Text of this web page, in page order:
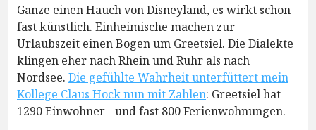
Ganze einen Hauch von Disneyland, es wirkt schon
fast künstlich. Einheimische machen zur
Urlaubszeit einen Bogen um Greetsiel. Die Dialekte
klingen eher nach Rhein und Ruhr als nach
Nordsee. Die gefühlte Wahrheit unterfüttert mein
Kollege Claus Hock nun mit Zahlen: Greetsiel hat
1290 Einwohner - und fast 800 Ferienwohnungen.